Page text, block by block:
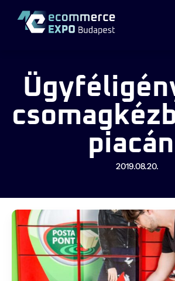
piacán
2019.08.20.